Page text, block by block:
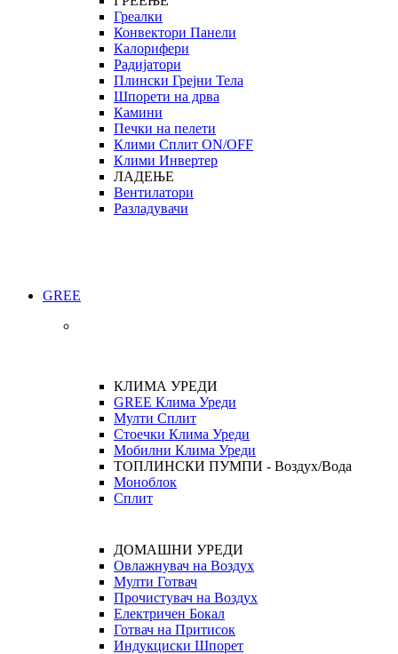
Греалки
Конвектори Панели
Калорифери
Радијатори
Плински Грејни Тела
Шпорети на дрва
Камини
Печки на пелети
Клими Сплит ON/OFF
Клими Инвертер
ЛАДЕЊЕ
Вентилатори
Разладувачи
GREE
КЛИМА УРЕДИ
GREE Клима Уреди
Мулти Сплит
Стоечки Клима Уреди
Мобилни Клима Уреди
ТОПЛИНСКИ ПУМПИ - Воздух/Вода
Моноблок
Сплит
ДОМАШНИ УРЕДИ
Овлажнувач на Воздух
Мулти Готвач
Прочистувач на Воздух
Електричен Бокал
Готвач на Притисок
Индукциски Шпорет